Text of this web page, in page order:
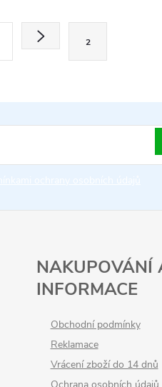
2
NAKUPOVÁNÍ
INFORMACE
Obchodní podmínky
Reklamace
Vrácení zboží do 14 dnů